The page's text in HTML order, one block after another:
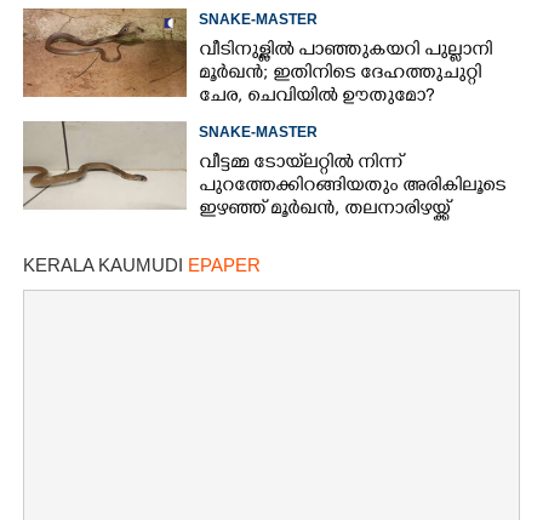
തിരിഞ്ഞുനോക്കുന്നില്ല'
SNAKE-MASTER
വീടിനുള്ളിൽ പാഞ്ഞുകയറി പുല്ലാനി
മൂർഖൻ; ഇതിനിടെ ദേഹത്തുചുറ്റി
ചേര, ചെവിയിൽ ഊതുമോ?
SNAKE-MASTER
വീട്ടമ്മ ടോയ്‌ലറ്റിൽ നിന്ന്
പുറത്തേക്കിറങ്ങിയതും അരികിലൂടെ
ഇഴഞ്ഞ് മൂർഖൻ, തലനാരിഴയ്ക്ക്
KERALA KAUMUDI EPAPER